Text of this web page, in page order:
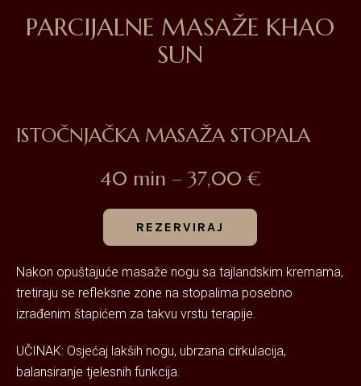
PARCIJALNE MASAŽE KHAO
SUN
ISTOČNJAČKA MASAŽA STOPALA
40 min – 37,00 €
REZERVIRAJ
Nakon opuštajuće masaže nogu sa tajlandskim kremama,
tretiraju se refleksne zone na stopalima posebno
izrađenim štapićem za takvu vrstu terapije.
UČINAK: Osjećaj lakših nogu, ubrzana cirkulacija,
balansiranje tjelesnih funkcija.